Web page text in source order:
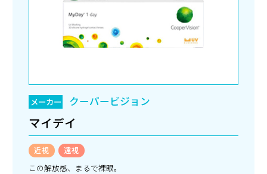
メーカー クーパービジョン
マイデイ
近視
遠視
この解放感、まるで裸眼。